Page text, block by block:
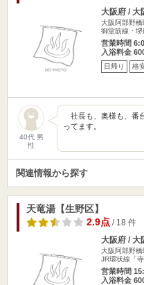
大阪府 / 大
大阪阿部野
御堂筋線・
営業時間
入浴料金
日帰り 格
40代 男
性
社長も、奥様も、番
ってます。
関連情報から探す
天竜湯【生野区】
2.9点/ 18 件
大阪府 / 大
大阪阿部野
JR環状線「
営業時間
入浴料金